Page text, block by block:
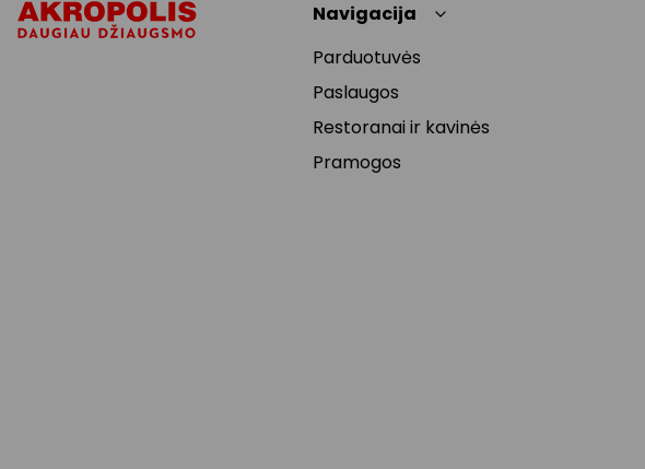
Navigacija
Parduotuvės
Paslaugos
Restoranai ir kavinės
Pramogos